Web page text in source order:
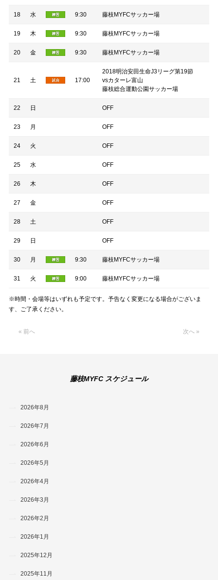
18 水 9:30 藤枝MYFCサッカー場
19 木 9:30 藤枝MYFCサッカー場
20 金 9:30 藤枝MYFCサッカー場
21 土 17:00
2018明治安田生命J3リーグ第19節
vsカターレ富山
藤枝総合運動公園サッカー場
22 日 OFF
23 月 OFF
24 火 OFF
25 水 OFF
26 木 OFF
27 金 OFF
28 土 OFF
29 日 OFF
30 月 9:30 藤枝MYFCサッカー場
31 火 9:00 藤枝MYFCサッカー場
※時間・会場等はいずれも予定です。予告なく変更になる場合がございま
す、ご了承ください。
« 前へ 次へ »
藤枝MYFC スケジュール
2026年8月
2026年7月
2026年6月
2026年5月
2026年4月
2026年3月
2026年2月
2026年1月
2025年12月
2025年11月